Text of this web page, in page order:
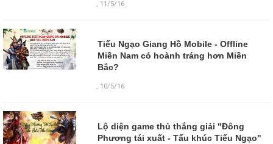
, 11/5/16
Tiếu Ngạo Giang Hồ Mobile - Offline
Miền Nam có hoành tráng hơn Miền
Bắc?
, 10/5/16
Lộ diện game thủ thắng giải "Đông
Phương tái xuất - Tấu khúc Tiếu Ngạo"